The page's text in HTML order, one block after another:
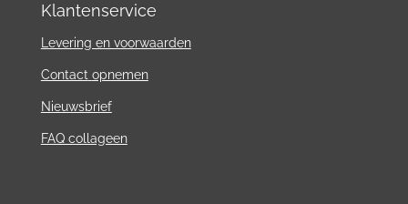
Klantenservice
Levering en voorwaarden
Contact opnemen
Nieuwsbrief
FAQ collageen